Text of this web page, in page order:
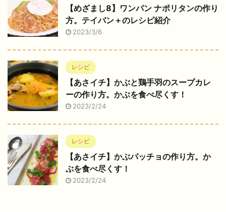
【めざまし8】ワンパン ナポリタンの作り
方。テイバン＋のレシピ紹介
2023/3/6
レシピ
【あさイチ】かぶと鶏手羽のスープカレ
ーの作り方。かぶを食べ尽くす！
2023/2/24
レシピ
【あさイチ】かぶパッチョの作り方。か
ぶを食べ尽くす！
2023/2/24